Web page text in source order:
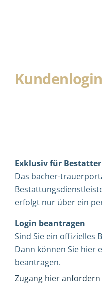
Kundenlogin
Exklusiv für Bestatter
Das bacher-
erfolgt nur über ein
Login beantragen
Sind Sie ein offizielles
Dann können Sie hier
beantragen.
Zugang hier anfordern